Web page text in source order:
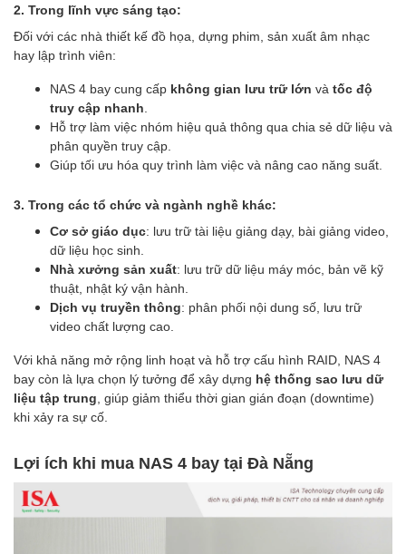
2. Trong lĩnh vực sáng tạo:
Đối với các nhà thiết kế đồ họa, dựng phim, sản xuất âm nhạc
hay lập trình viên:
NAS 4 bay cung cấp không gian lưu trữ lớn và tốc độ
truy cập nhanh
Hỗ trợ làm việc nhóm hiệu quả thông qua chia sẻ dữ liệu và
phân quyền truy cập.
Giúp tối ưu hóa quy trình làm việc và nâng cao năng suất.
3. Trong các tổ chức và ngành nghề khác:
Cơ sở giáo dục: lưu trữ tài liệu giảng dạy, bài giảng video,
dữ liệu học sinh.
Nhà xưởng sản xuất: lưu trữ dữ liệu máy móc, bản vẽ kỹ
thuật, nhật ký vận hành.
Dịch vụ truyền thông: phân phối nội dung số, lưu trữ
video chất lượng cao.
Với khả năng mở rộng linh hoạt và hỗ trợ cấu hình RAID, NAS 4
bay còn là lựa chọn lý tưởng để xây dựng hệ thống sao lưu dữ
liệu tập trung , giúp giảm thiểu thời gian gián đoạn (downtime)
khi xảy ra sự cố.
Lợi ích khi mua NAS 4 bay tại Đà Nẵng